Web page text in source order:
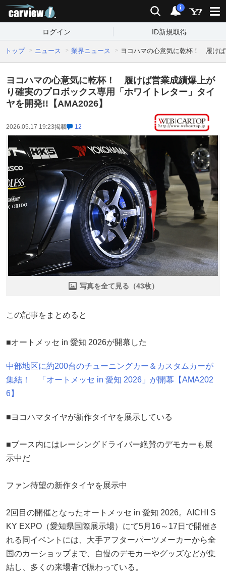
検索 通知
i
ログイン ID新規取得
トップ ニュース 業界ニュース ヨコハマの心意気に乾杯！ 履け
ヨコハマの心意気に乾杯！ 履けば営業成績爆上が
り確実のプロボックス専用「ホワイトレター」タイ
ヤを開発!!【AMA2026】
2026.05.17 19:23掲載 12
写真を全て見る（43枚）
この記事をまとめると
■オートメッセ in 愛知 2026が開幕した
中部地区に約200台のチューニングカー＆カスタムカーが
集結！ 「オートメッセ in 愛知 2026」が開幕【AMA202
6】
■ヨコハマタイヤが新作タイヤを展示している
■ブース内にはレーシングドライバー絶賛のデモカーも展
示中だ
ファン待望の新作タイヤを展示中
2回目の開催となったオートメッセ in 愛知 2026。AICHI S
KY EXPO（愛知県国際展示場）にて5月16～17日で開催さ
れる同イベントには、大手アフターパーツメーカーから全
国のカーショップまで、自慢のデモカーやグッズなどが集
結し、多くの来場者で賑わっている。